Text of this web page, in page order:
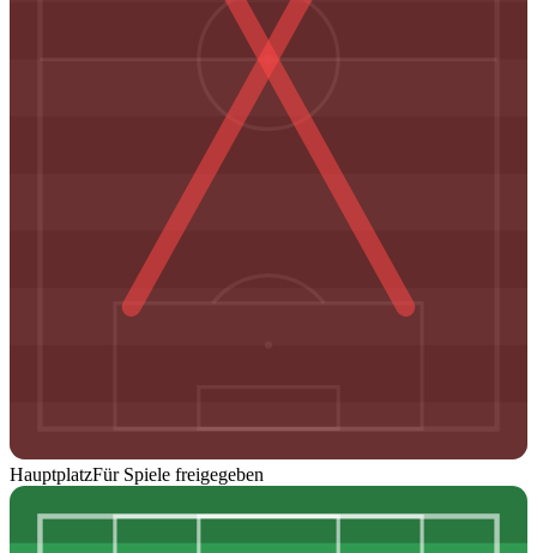
HauptplatzFür Spiele freigegeben